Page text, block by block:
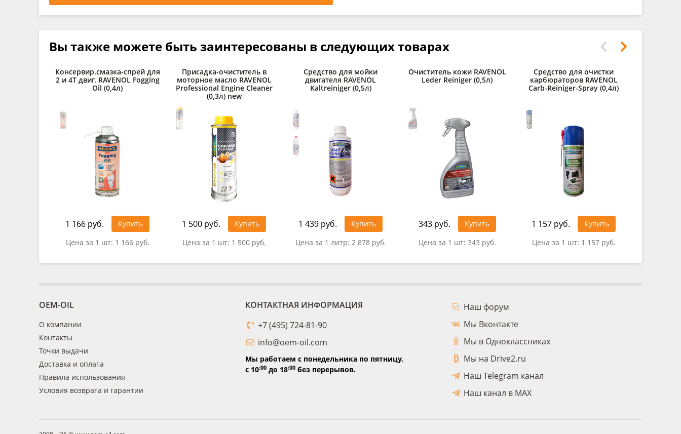
Вы также можете быть заинтересованы в следующих товарах
Консервир.смазка-спрей для
2 и 4Т двиг. RAVENOL Fogging
Oil (0,4л)
1 166 руб.
Купить
Цена за 1 шт: 1 166 руб.
Присадка-очиститель в
моторное масло RAVENOL
Professional Engine Cleaner
(0,3л) new
1 500 руб.
Купить
Цена за 1 шт: 1 500 руб.
Средство для мойки
двигателя RAVENOL
Kaltreiniger (0,5л)
1 439 руб.
Купить
Цена за 1 литр: 2 878 руб.
Очиститель кожи RAVENOL
Leder Reiniger (0,5л)
343 руб.
Купить
Цена за 1 шт: 343 руб.
Средство для очистки
карбюраторов RAVENOL
Carb-Reiniger-Spray (0,4л)
1 157 руб.
Купить
Цена за 1 шт: 1 157 руб.
OEM-OIL
О компании
Контакты
Точки выдачи
Доставка и оплата
Правила использования
Условия возврата и гарантии
КОНТАКТНАЯ ИНФОРМАЦИЯ
+7 (495) 724-81-90
info@oem-oil.com
Мы работаем с понедельника по пятницу,
с 10:00до 18:00без перерывов.
Наш форум
Мы Вконтакте
Мы в Одноклассниках
Мы на Drive2.ru
Наш Telegram канал
Наш канал в MAX